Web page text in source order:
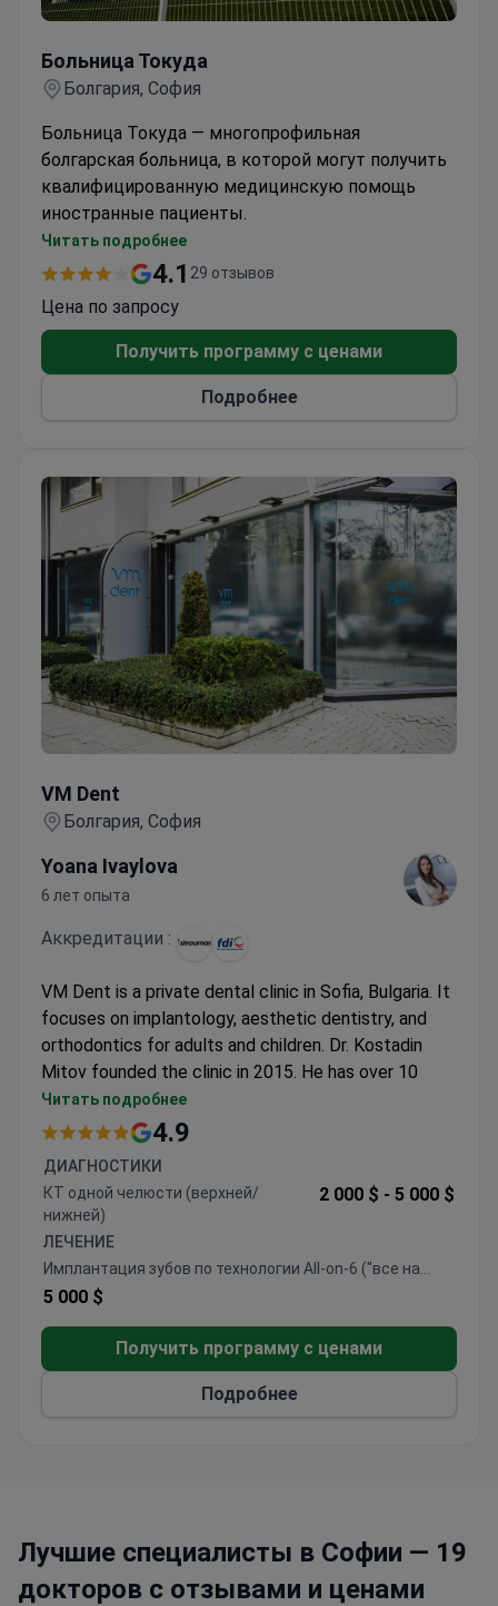
Больница Токуда
Болгария, София
Больница Токуда — многопрофильная
болгарская больница, в которой могут получить
квалифицированную медицинскую помощь
иностранные пациенты.
Клиника работает по таким направлениям:
aкушерство и гинекология; анестезиология и
гемaтология и онкология; кардиология и
кардиохирургия; гастроэнтерология и
пульмoнология; эндокринология и нeфрология;
нейрохирургия; офтальмология; стоматология;
педиатрия; урология; ортопедия и
Читать подробнее
4.1 29 отзывов
Цена по запросу
Получить программу с ценами
Подробнее
VM Dent
Болгария, София
Yoana Ivaylova
6 лет опыта
Аккредитации :
VM Dent is a private dental clinic in Sofia, Bulgaria. It
focuses on implantology, aesthetic dentistry, and
orthodontics for adults and children. Dr. Kostadin
Mitov founded the clinic in 2015. He has over 10
years of experience in oral surgery and
prosthodontics. The team has completed more than
20,000 implants.
An in-house lab helps the clinic manage treatment
quality from start to finish. Major reconstructions
often use Swiss-engineered implants and German
zirconium bridges. Zirconium work comes with a 15-
year warranty. Diagnostic tools include Cerec
Omnicam digital scanning and Digital Smile Design.
Many patients travel here from the UK and Ireland.
Читать подробнее
4.9
ДИАГНОСТИКИ
КТ одной челюсти (верхней/
нижней)
2 000 $ - 5 000 $
ЛЕЧЕНИЕ
Имплантация зубов по технологии All-on-6 ("все на
шести")
5 000 $
Получить программу с ценами
Подробнее
Лучшие специалисты в Софии — 19
докторов с отзывами и ценами